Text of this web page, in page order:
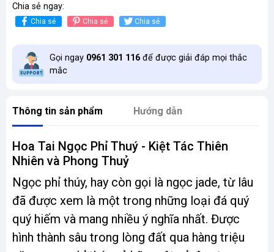
Chia sẻ ngay:
Chia sẻ Chia sẻ Chia sẻ
Gọi ngay 0961 301 116 để được giải đáp mọi thắc
mắc
Thông tin sản phẩm Hướng dẫn
Hoa Tai Ngọc Phỉ Thuý - Kiệt Tác Thiên
Nhiên và Phong Thuỷ
Ngọc phỉ thúy, hay còn gọi là ngọc jade, từ lâu
đã được xem là một trong những loại đá quý
quý hiếm và mang nhiều ý nghĩa nhất. Được
hình thành sâu trong lòng đất qua hàng triệu